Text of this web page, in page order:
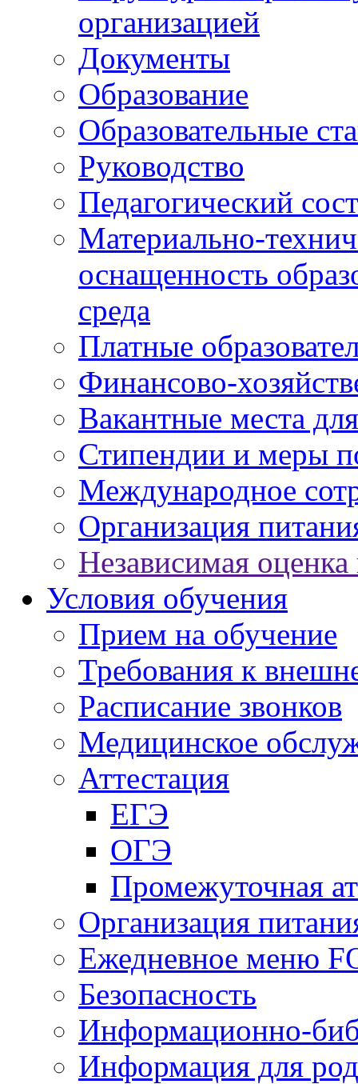
организацией
Документы
Образование
Образовательные
Руководство
Педагогический
Материально-
оснащенность
среда
Платные
Финансово-
Вакантные места
Стипендии и меры
Международное
Организация
Независимая оценка
Условия обучения
Прием на обучение
Требования к
Расписание звонков
Медицинское
Аттестация
ЕГЭ
ОГЭ
Промежуточная
Организация
Ежедневное меню
Безопасность
Информационно-
Информация для